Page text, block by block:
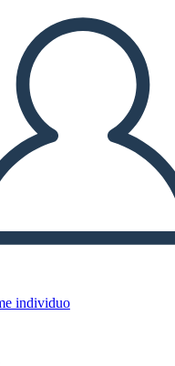
individuo